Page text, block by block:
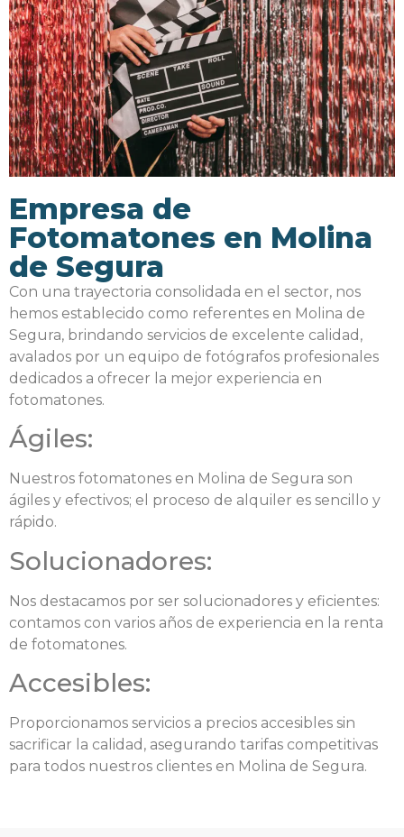
Empresa de
Fotomatones en Molina
de Segura
Con una trayectoria consolidada en el sector, nos
hemos establecido como referentes en Molina de
Segura, brindando servicios de excelente calidad,
avalados por un equipo de fotógrafos profesionales
dedicados a ofrecer la mejor experiencia en
fotomatones.
Ágiles:
Nuestros fotomatones en Molina de Segura son
ágiles y efectivos; el proceso de alquiler es sencillo y
rápido.
Solucionadores:
Nos destacamos por ser solucionadores y eficientes:
contamos con varios años de experiencia en la renta
de fotomatones.
Accesibles:
Proporcionamos servicios a precios accesibles sin
sacrificar la calidad, asegurando tarifas competitivas
para todos nuestros clientes en Molina de Segura.